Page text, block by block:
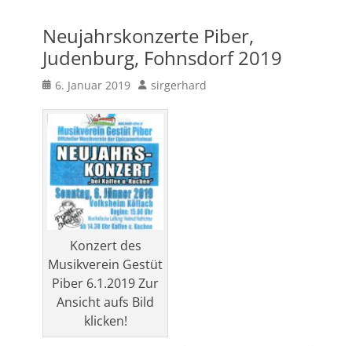
Neujahrskonzerte Piber,
Judenburg, Fohnsdorf 2019
Posted
6. Januar 2019 Author
sirgerhard
Konzert des
Musikverein Gestüt
Piber 6.1.2019 Zur
Ansicht aufs Bild
klicken!